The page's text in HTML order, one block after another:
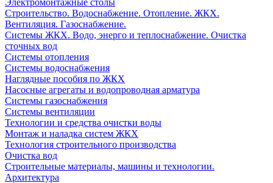
Электромонтажные столы
Строительство. Водоснабжение. Отопление. ЖКХ.
Вентиляция. Газоснабжение.
Системы ЖКХ. Водо, энерго и теплоснабжение. Очистка
сточных вод
Системы отопления
Системы водоснабжения
Наглядные пособия по ЖКХ
Насосные агрегаты и водопроводная арматура
Системы газоснабжения
Системы вентиляции
Технологии и средства очистки воды
Монтаж и наладка систем ЖКХ
Технология строительного производства
Очистка вод
Строительные материалы, машины и технологии.
Архитектура